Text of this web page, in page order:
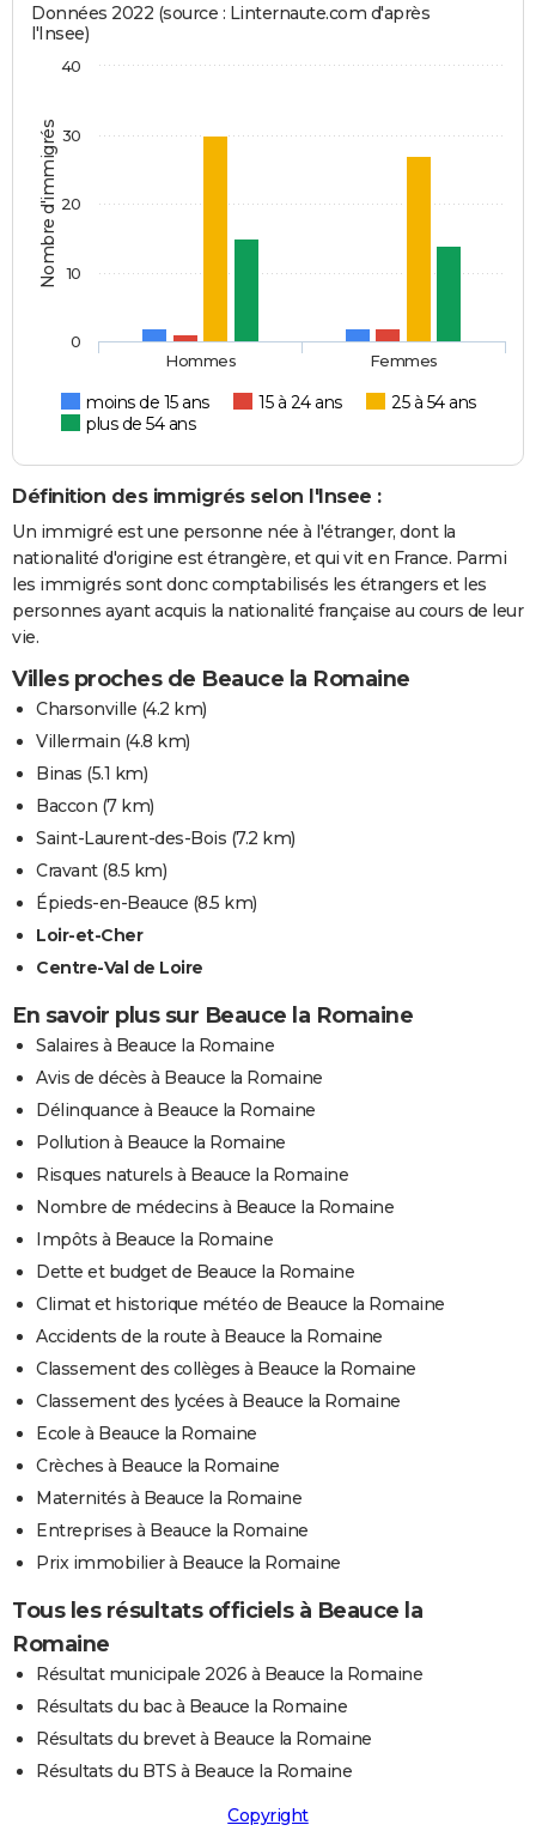
Nombre d'immigrés
Données 2022 (source : Linternaute.com d'après
l'Insee)
moins de 15 ans 15 à 24 ans
25 à 54 ans
plus de 54 ans
Hommes Femmes
0
10
20
30
40
Définition des immigrés selon l'Insee :
Un immigré est une personne née à l'étranger, dont la
nationalité d'origine est étrangère, et qui vit en France. Parmi
les immigrés sont donc comptabilisés les étrangers et les
personnes ayant acquis la nationalité française au cours de leur
vie.
Villes proches de Beauce la Romaine
Charsonville (4.2 km)
Villermain (4.8 km)
Binas (5.1 km)
Baccon (7 km)
Saint-Laurent-des-Bois (7.2 km)
Cravant(8.5 km)
Épieds-en-Beauce (8.5 km)
Loir-et-Cher
Centre-Val de Loire
En savoir plus sur Beauce la Romaine
Salaires à Beauce la Romaine
Avis de décès à Beauce la Romaine
Délinquance à Beauce la Romaine
Pollution à Beauce la Romaine
Risques naturels à Beauce la Romaine
Nombre de médecins à Beauce la Romaine
Impôts à Beauce la Romaine
Dette et budget de Beauce la Romaine
Climat et historique météo de Beauce la Romaine
Accidents de la route à Beauce la Romaine
Classement des collèges à Beauce la Romaine
Classement des lycées à Beauce la Romaine
Ecole à Beauce la Romaine
Crèches à Beauce la Romaine
Maternités à Beauce la Romaine
Entreprises à Beauce la Romaine
Prix immobilier à Beauce la Romaine
Tous les résultats officiels à Beauce la
Romaine
Résultat municipale 2026 à Beauce la Romaine
Résultats du bac à Beauce la Romaine
Résultats du brevet à Beauce la Romaine
Résultats du BTS à Beauce la Romaine
Copyright